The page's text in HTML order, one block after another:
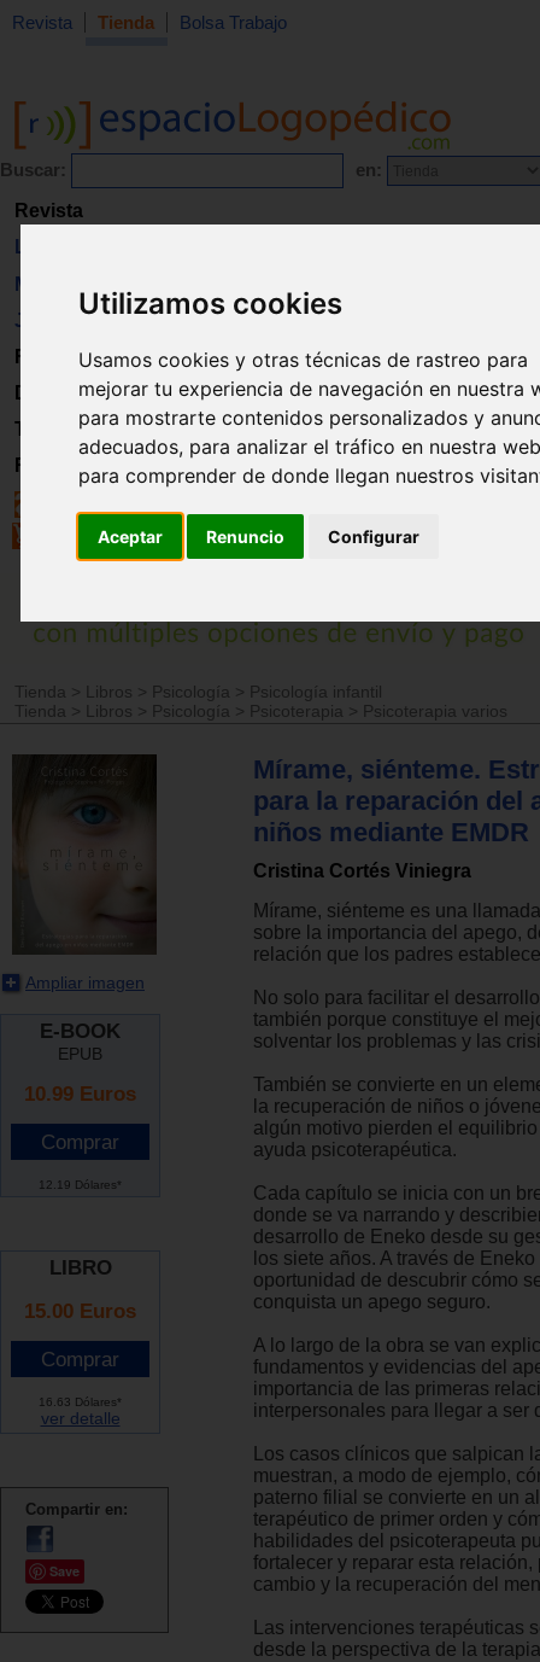
Utilizamos cookies
Usamos cookies y otras técnicas de rastreo para
mejorar tu experiencia de navegación en nuestra
para mostrarte contenidos personalizados y
adecuados, para analizar el tráfico en nuestra
para comprender de donde llegan nuestros
Aceptar Renuncio Configurar
Revista Tienda Bolsa Trabajo
Buscar: en:
Revista
Libros
Material
Juguetes
Formación
Directorio
Trabajo
Registro
Tienda > Libros > Psicología > Psicología infantil
Tienda
> Libros > Psicología > Psicoterapia > Psicoterapia varios
Ampliar imagen
E-BOOK
EPUB
10.99 Euros
12.19 Dólares*
LIBRO
15.00 Euros
16.63 Dólares*
ver detalle
Compartir en:
Save
Mírame, siénteme.
para la reparación del
niños mediante EMDR
Cristina Cortés Viniegra
Mírame, siénteme es una
sobre la importancia del apego,
relación que los padres
No solo para facilitar el
también porque constituye el
solventar los problemas y las
También se convierte en un
la recuperación de niños o
algún motivo pierden el
ayuda psicoterapéutica.
Cada capítulo se inicia con un
donde se va narrando y
desarrollo de Eneko desde su
los siete años. A través de
oportunidad de descubrir cómo
conquista un apego seguro.
A lo largo de la obra se van
fundamentos y evidencias del
importancia de las primeras
interpersonales para llegar a ser
Los casos clínicos que salpican
muestran, a modo de ejemplo,
paterno filial se convierte en un
terapéutico de primer orden y
habilidades del psicoterapeuta
fortalecer y reparar esta
cambio y la recuperación del
Las intervenciones terapéuticas
desde la perspectiva de la